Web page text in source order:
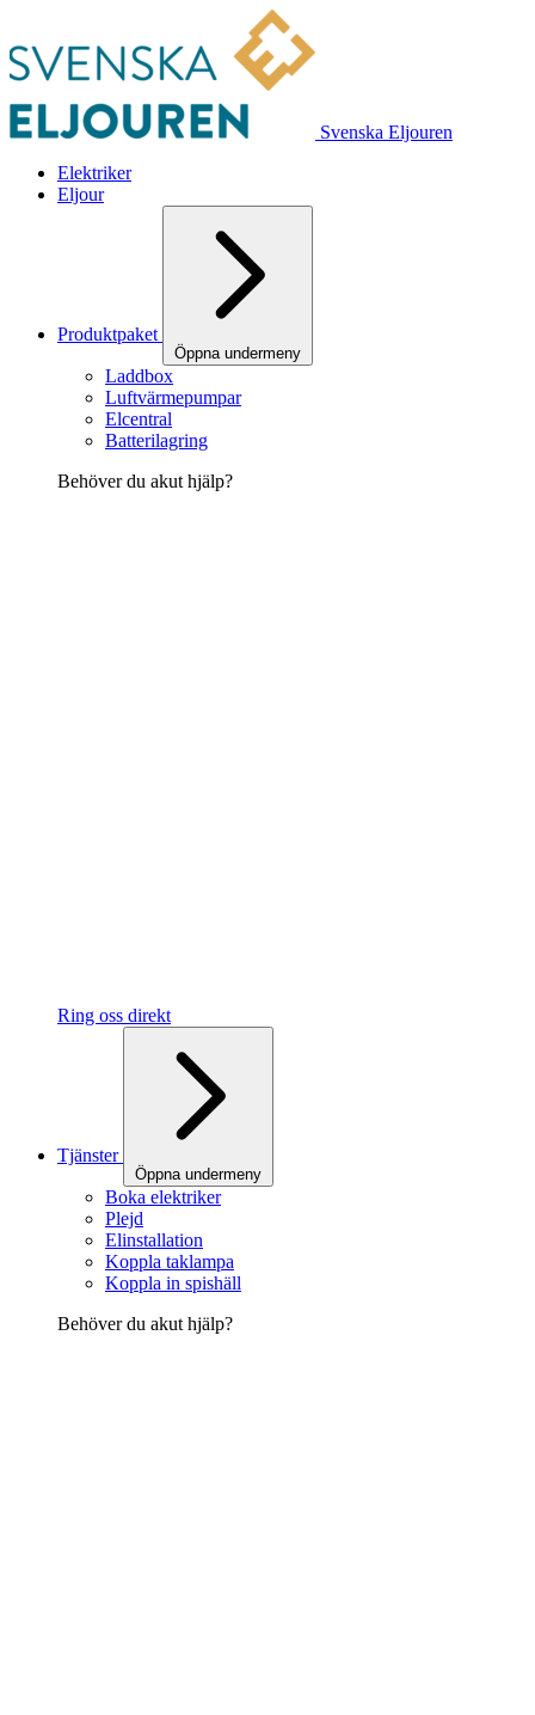
Svenska Eljouren
Elektriker
Eljour
Produktpaket
Öppna undermeny
Laddbox
Luftvärmepumpar
Elcentral
Batterilagring
Behöver du akut hjälp?
Ring oss direkt
Tjänster
Öppna undermeny
Boka elektriker
Plejd
Elinstallation
Koppla taklampa
Koppla in spishäll
Behöver du akut hjälp?